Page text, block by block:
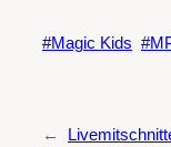
Magic Kids
←